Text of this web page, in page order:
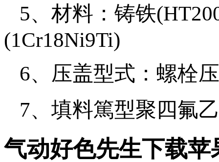
5、材料：铸铁
(1Cr18Ni9Ti)
6、压盖型式：螺栓
7、填料篤型聚四氟
气动好色先生下载